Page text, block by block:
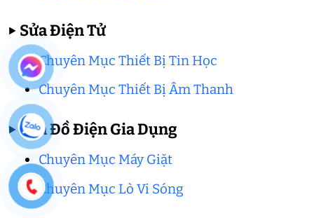
▶ Sửa Điện Tử
Chuyên Mục Thiết Bị Tin Học
Chuyên Mục Thiết Bị Âm Thanh
▶Sửa Đồ Điện Gia Dụng
Chuyên Mục Máy Giặt
Chuyên Mục Lò Vi Sóng